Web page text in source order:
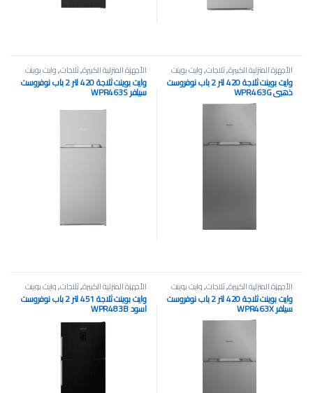
الأجهزة المنزلية الكبيرة,ثلاجات,وايت بوينت
وايت بوينت ثلاجة 420 لتر 2 باب نوفروست
ذهبي WPR463G
الأجهزة المنزلية الكبيرة,ثلاجات,وايت بوينت
وايت بوينت ثلاجة 420 لتر 2 باب نوفروست
سيلفر WPR463S
الأجهزة المنزلية الكبيرة,ثلاجات,وايت بوينت
وايت بوينت ثلاجة 420 لتر 2 باب نوفروست
سيلفر WPR463X
الأجهزة المنزلية الكبيرة,ثلاجات,وايت بوينت
وايت بوينت ثلاجة 451 لتر 2 باب نوفروست
اسود WPR483B